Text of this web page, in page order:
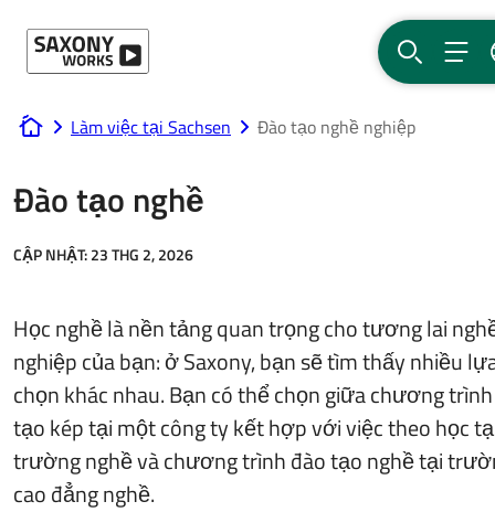
TÌM KIẾM
www.saxony-works.com
Làm việc tại Sachsen Đào tạo nghề nghiệp
Đào tạo nghề
CẬP NHẬT:23 THG 2, 2026
Học nghề là nền tảng quan trọng cho tương lai
nghiệp của bạn: ở Saxony, bạn sẽ tìm thấy nhiều
chọn khác nhau. Bạn có thể chọn giữa chương
tạo kép tại một công ty kết hợp với việc theo học
trường nghề và chương trình đào tạo nghề tại
cao đẳng nghề.